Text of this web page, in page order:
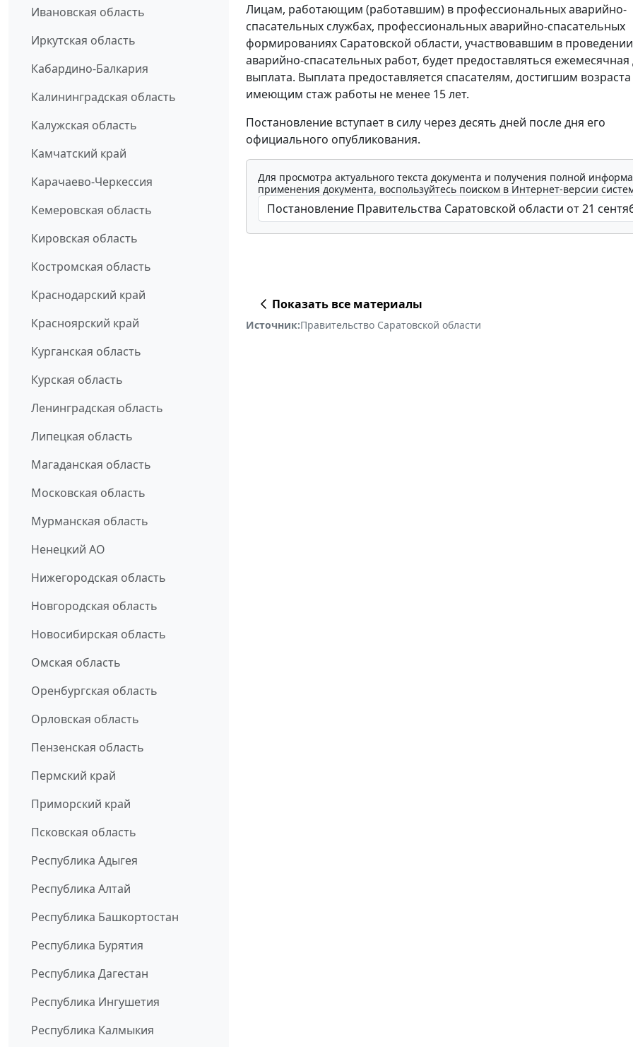
Ивановская область
Иркутская область
Кабардино-Балкария
Калининградская область
Калужская область
Камчатский край
Карачаево-Черкессия
Кемеровская область
Кировская область
Костромская область
Краснодарский край
Красноярский край
Курганская область
Курская область
Ленинградская область
Липецкая область
Магаданская область
Московская область
Мурманская область
Ненецкий АО
Нижегородская область
Новгородская область
Новосибирская область
Омская область
Оренбургская область
Орловская область
Пензенская область
Пермский край
Приморский край
Псковская область
Республика Адыгея
Республика Алтай
Республика Башкортостан
Республика Бурятия
Республика Дагестан
Республика Ингушетия
Республика Калмыкия
Лицам, работающим (работавшим) в профессиональных аварийно-
спасательных службах, профессиональных аварийно-спасательных
формированиях Саратовской области, участвовавшим в проведении
аварийно-спасательных работ, будет предоставляться
выплата. Выплата предоставляется спасателям, достигшим возраста
имеющим стаж работы не менее 15 лет.
Постановление вступает в силу через десять дней после дня его
официального опубликования.
Для просмотра актуального текста документа и получения полной
применения документа, воспользуйтесь поиском в Интернет-версии
Показать все материалы
Источник:Правительство Саратовской области